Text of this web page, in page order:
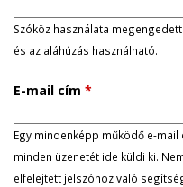
s
ő
d
l
e
Szóköz használata
és az aláhúzás használható.
E-mail cím *
Egy mindenképp működő e-
minden üzenetét ide küldi ki.
elfelejtett jelszóhoz való